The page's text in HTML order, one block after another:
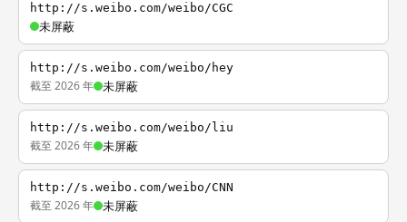
http://s.weibo.com/weibo/CGC
未屏蔽
http://s.weibo.com/weibo/hey
截至 2026 年 未屏蔽
http://s.weibo.com/weibo/liu
截至 2026 年 未屏蔽
http://s.weibo.com/weibo/CNN
截至 2026 年 未屏蔽